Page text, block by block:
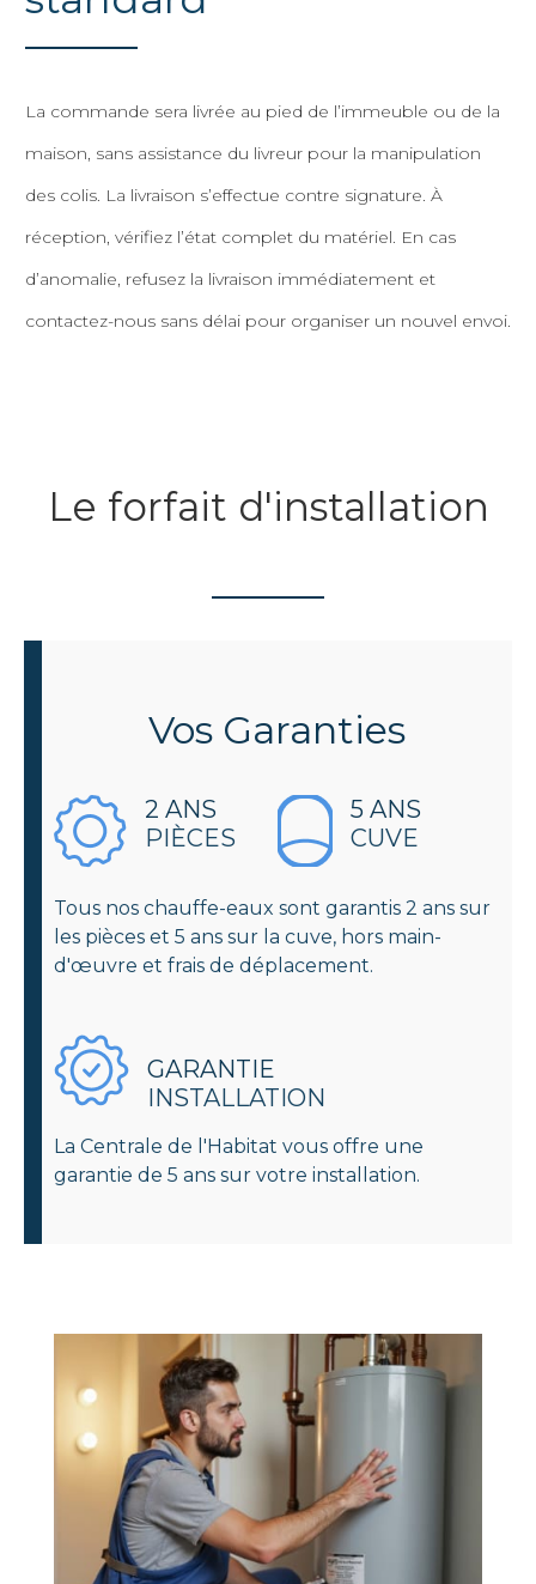
La commande sera livrée au pied de l’immeuble ou de la
maison, sans assistance du livreur pour la manipulation
des colis. La livraison s’effectue contre signature. À
réception, vérifiez l’état complet du matériel. En cas
d’anomalie, refusez la livraison immédiatement et
contactez-nous sans délai pour organiser un nouvel envoi.
Le forfait d'installation
Vos Garanties
2 ANS
PIÈCES
5 ANS
CUVE
Tous nos chauffe-eaux sont garantis 2 ans sur
les pièces et 5 ans sur la cuve, hors main-
d'œuvre et frais de déplacement.
GARANTIE
INSTALLATION
La Centrale de l'Habitat vous offre une
garantie de 5 ans sur votre installation.